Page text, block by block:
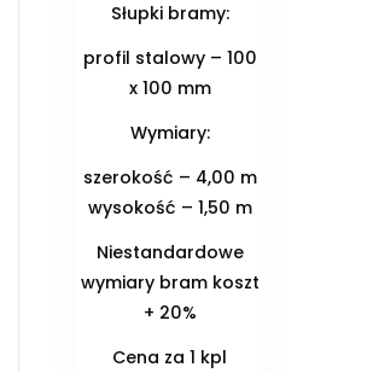
Słupki bramy:
profil stalowy – 100
x 100 mm
Wymiary:
szerokość – 4,00 m
wysokość – 1,50 m
Niestandardowe
wymiary bram koszt
+ 20%
Cena za 1 kpl